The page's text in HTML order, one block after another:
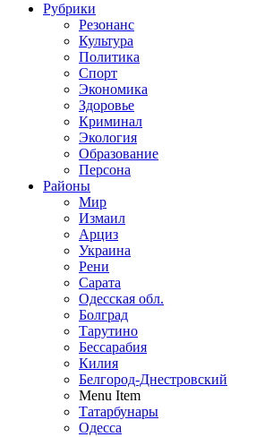
Рубрики
Резонанс
Культура
Политика
Спорт
Экономика
Здоровье
Криминал
Экология
Образование
Персона
Районы
Мир
Измаил
Арциз
Украина
Рени
Сарата
Одесская обл.
Болград
Тарутино
Бессарабия
Килия
Белгород-Днестровский
Menu Item
Татарбунары
Одесса